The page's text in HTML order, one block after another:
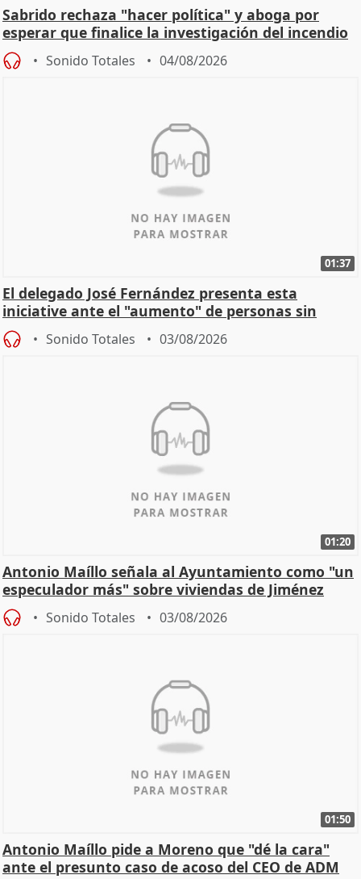
Sabrido rechaza "hacer política" y aboga por
esperar que finalice la investigación del incendio
Sonido Totales 04/08/2026
01:37
El delegado José Fernández presenta esta
iniciative ante el "aumento" de personas sin
hogar en Madri
Sonido Totales 03/08/2026
01:20
Antonio Maíllo señala al Ayuntamiento como "un
especulador más" sobre viviendas de Jiménez
Becerril
Sonido Totales 03/08/2026
01:50
Antonio Maíllo pide a Moreno que "dé la cara"
ante el presunto caso de acoso del CEO de ADM